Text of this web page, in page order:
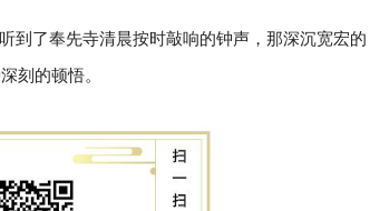
到了奉先寺清晨按时敲响的钟声，那深沉宽宏的
刻的顿悟。